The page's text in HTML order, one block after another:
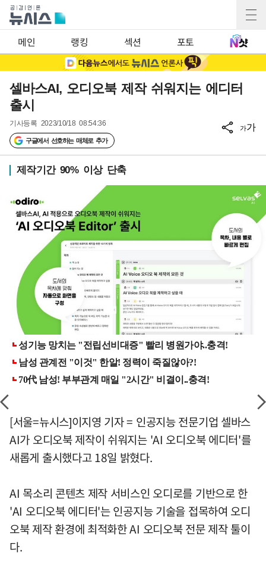
메인 랭킹 섹션 포토
셀바스AI, 오디오북 제작 쉬워지는 에디터
출시
기사등록 2023/10/18 08:54:36
구글에서 선호하는 매체로 추가
가가
제작기간 90% 이상 단축
[서울=뉴시스]이지영 기자 = 인공지능 전문기업 셀바스
AI가 오디오북 제작이 쉬워지는 'AI 오디오북 에디터'를
새롭게 출시했다고 18일 밝혔다.
AI 목소리 콘텐츠 제작 서비스인 오디로를 기반으로 한
'AI 오디오북 에디터'는 인공지능 기술을 접목하여 오디
오북 제작 환경에 최적화한 AI 오디오북 전문 제작 툴이
다.